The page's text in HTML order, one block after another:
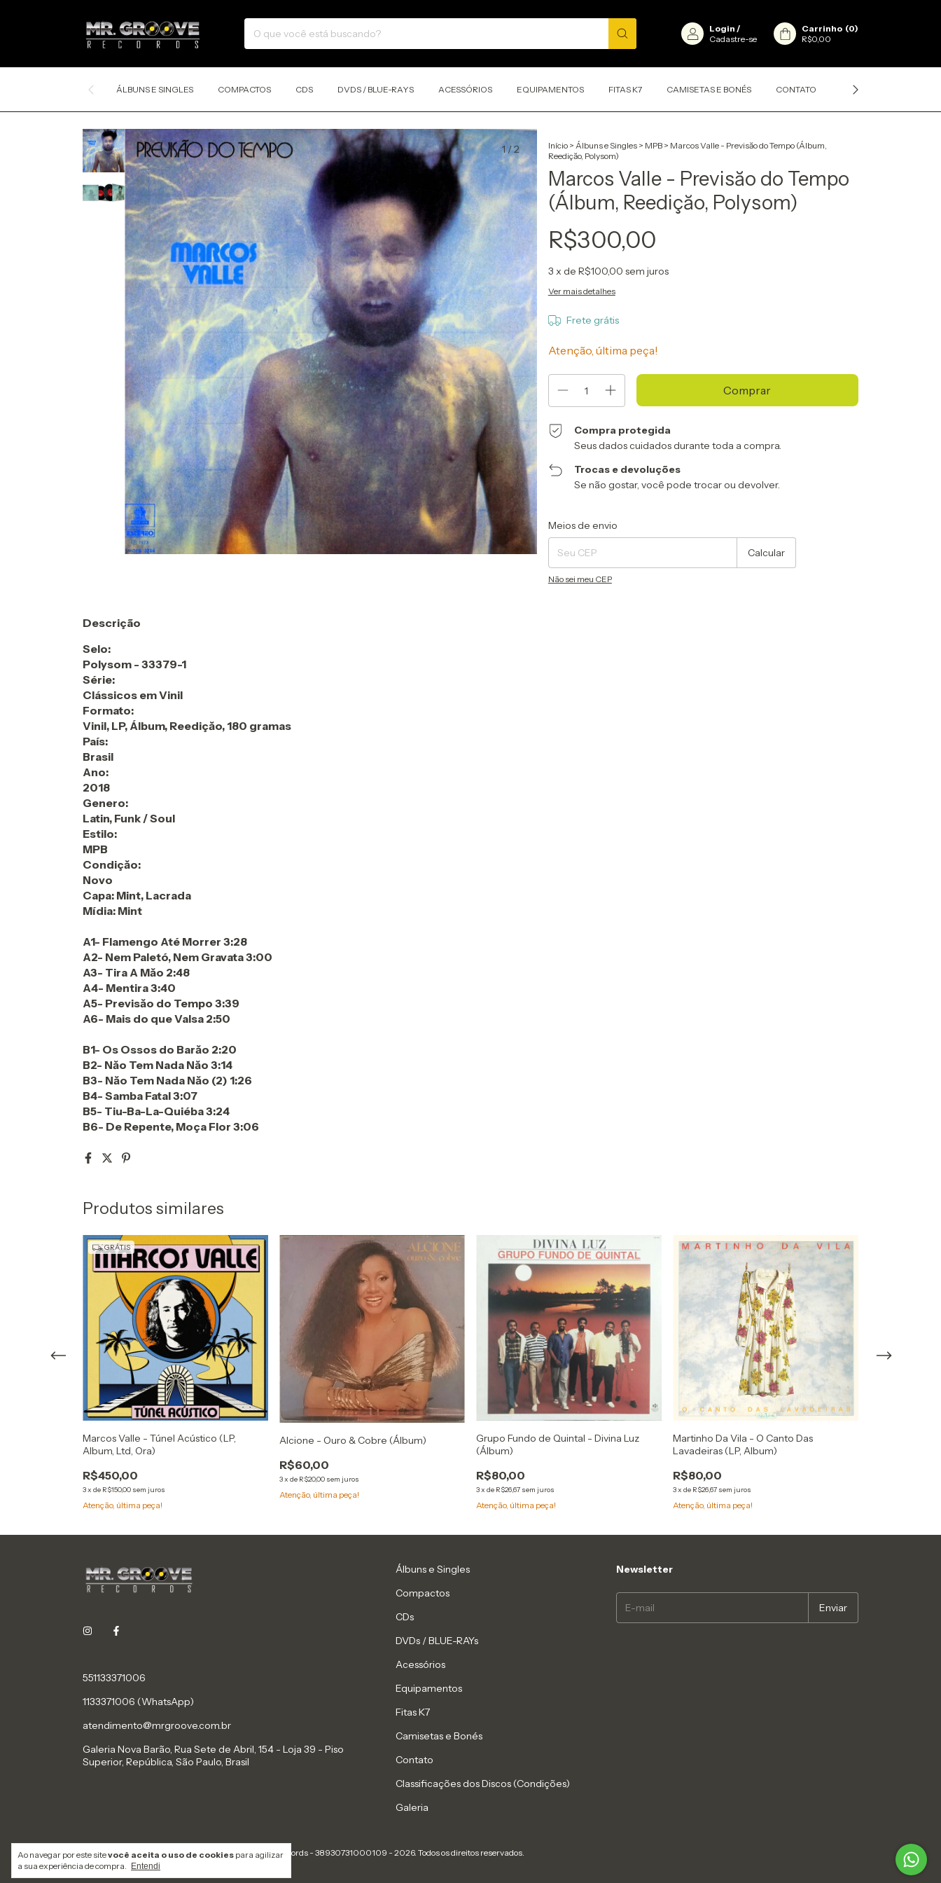
Login /
Cadastre-se
Carrinho (0)
R$0,00
ÁLBUNS E SINGLES COMPACTOS CDS DVDS / BLUE-RAYS ACESSÓRIOS EQUIPAMENTOS FITAS K7 CAMISETAS E BONÉS CONTATO CLASSIFICAÇÕES DOS
Ao navegar por este sitevocê aceita o uso de cookies para agilizar
a sua experiência de compra.
Entendi
1/2 Início > Álbuns e Singles > MPB > Marcos Valle - Previsăo do Tempo (Álbum,
Reediçăo, Polysom)
Marcos Valle - Previsăo do Tempo
(Álbum, Reediçăo, Polysom)
R$300,00
3 x de R$100,00 sem juros
Ver mais detalhes
Frete grátis
Atenção, última peça!
Compra protegida
Seus dados cuidados durante toda a compra.
Trocas e devoluções
Se não gostar, você pode trocar ou devolver.
Entregas para o CEP:
Meios de envio
Calcular
Não sei meu CEP
Descrição
Selo:
Polysom - 33379-1
Série:
Clássicos em Vinil
Formato:
Vinil, LP, Álbum, Reediçăo, 180 gramas
País:
Brasil
Ano:
2018
Genero:
Latin, Funk / Soul
Estilo:
MPB
Condiçăo:
Novo
Capa: Mint, Lacrada
Mídia: Mint
A1- Flamengo Até Morrer 3:28
A2- Nem Paletó, Nem Gravata 3:00
A3- Tira A Măo 2:48
A4- Mentira 3:40
A5- Previsăo do Tempo 3:39
A6- Mais do que Valsa 2:50
B1- Os Ossos do Barăo 2:20
B2- Năo Tem Nada Năo 3:14
B3- Năo Tem Nada Năo (2) 1:26
B4- Samba Fatal 3:07
B5- Tiu-Ba-La-Quiéba 3:24
B6- De Repente, Moça Flor 3:06
Produtos similares
GRÁTIS
Marcos Valle - Túnel Acústico (LP,
Album, Ltd, Ora)
R$450,00
3x de R$150,00 sem juros
Atenção, última peça!
Alcione - Ouro & Cobre (Álbum)
R$60,00
3x de R$20,00 sem juros
Atenção, última peça!
Grupo Fundo de Quintal - Divina Luz
(Álbum)
R$80,00
3x de R$26,67 sem juros
Atenção, última peça!
Martinho Da Vila - O Canto Das
Lavadeiras (LP, Album)
R$80,00
3x de R$26,67 sem juros
Atenção, última peça!
551133371006
1133371006 (WhatsApp)
atendimento@mrgroove.com.br
Galeria Nova Barão, Rua Sete de Abril, 154 - Loja 39 - Piso
Superior, República, São Paulo, Brasil
Álbuns e Singles
Compactos
CDs
DVDs / BLUE-RAYs
Acessórios
Equipamentos
Fitas K7
Camisetas e Bonés
Contato
Classificações dos Discos (Condições)
Galeria
Newsletter
Copyright Mr. Groove Records - 38930731000109 - 2026. Todos os direitos reservados.